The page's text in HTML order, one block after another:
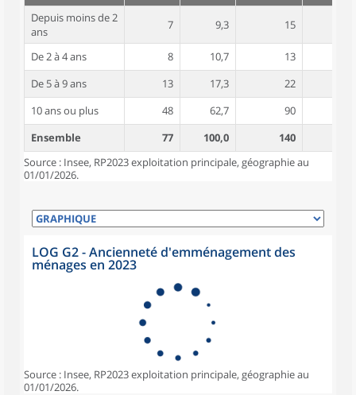
Depuis moins de 2
ans
7 9,3 15
De 2 à 4 ans 8 10,7 13
De 5 à 9 ans
13 17,3 22
10 ans ou plus
48 62,7 90
Ensemble
77 100,0 140
Source : Insee, RP2023 exploitation principale, géographie au
01/01/2026.
LOG G2 - Ancienneté d'emménagement des
ménages en 2023
Source : Insee, RP2023 exploitation principale, géographie au
01/01/2026.